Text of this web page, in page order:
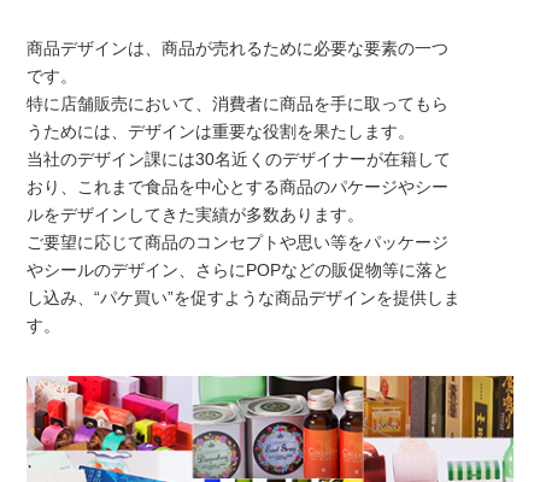
商品デザインは、商品が売れるために必要な要素の一つ
です。
特に店舗販売において、消費者に商品を手に取ってもら
うためには、デザインは重要な役割を果たします。
当社のデザイン課には30名近くのデザイナーが在籍して
おり、これまで食品を中心とする商品のパケージやシー
ルをデザインしてきた実績が多数あります。
ご要望に応じて商品のコンセプトや思い等をパッケージ
やシールのデザイン、さらにPOPなどの販促物等に落と
し込み、“パケ買い”を促すような商品デザインを提供しま
す。